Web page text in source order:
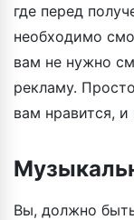
где перед
необходимо
вам не нужно
рекламу.
вам нравится,
Вы, должно